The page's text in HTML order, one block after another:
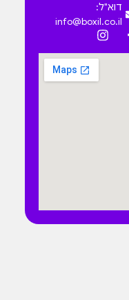
דוא"ל:
info@boxil.co.il